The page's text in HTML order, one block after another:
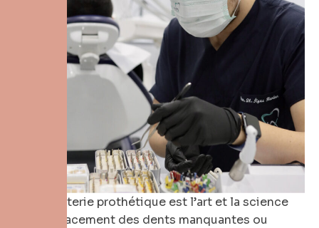
La dentisterie prothétique est l’art et la science
du remplacement des dents manquantes ou